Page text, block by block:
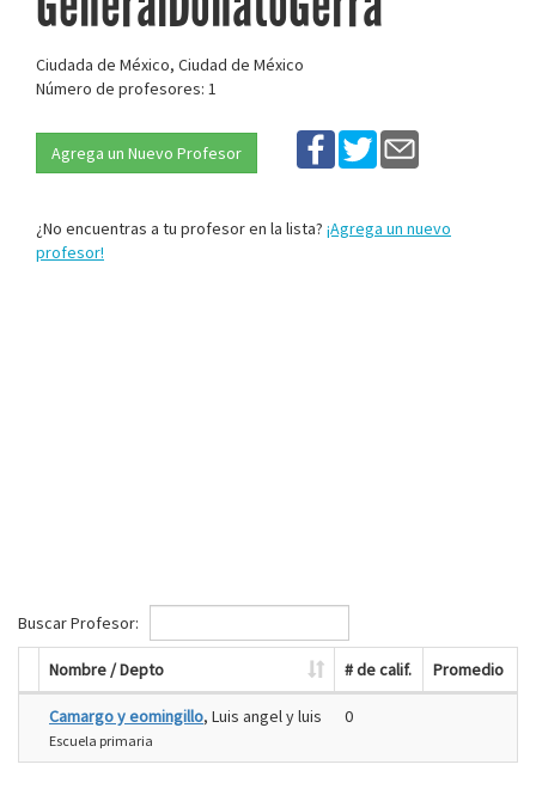
Ciudada de México, Ciudad de México
Número de profesores: 1
Agrega un Nuevo Profesor
¿No encuentras a tu profesor en la lista? ¡Agrega un nuevo
profesor!
Buscar Profesor:
Nombre / Depto # de calif. Promedio
Camargo y eomingillo, Luis angel y luis
Escuela primaria
0